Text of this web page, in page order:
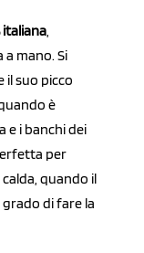
italiana,
mano. Si
il suo picco
è
i banchi dei
per
quando il
di fare la